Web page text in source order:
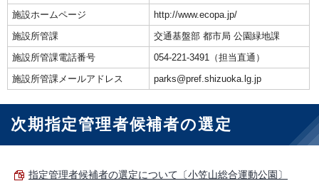
施設ホームページ
http://www.ecopa.jp/
施設所管課
交通基盤部 都市局 公園緑地課
施設所管課電話番号
054-221-3491（担当直通）
施設所管課メールアドレス
parks@pref.shizuoka.lg.jp
次期指定管理者候補者の選定
指定管理者候補者の選定について〔小笠山総合運動公園〕